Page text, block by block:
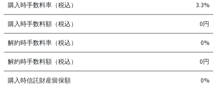
購入時手数料率（税込） 3.3%
購入時手数料額（税込） 0円
解約時手数料率（税込） 0%
解約時手数料額（税込） 0円
購入時信託財産留保額 0%